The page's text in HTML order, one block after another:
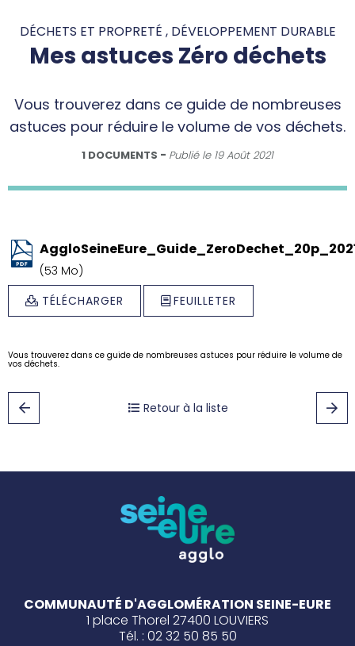
DÉCHETS ET PROPRETÉ , DÉVELOPPEMENT DURABLE
Mes astuces Zéro déchets
Vous trouverez dans ce guide de nombreuses
astuces pour réduire le volume de vos déchets.
1 DOCUMENTS Publié le 19 Août 2021
(53 Mo)
TÉLÉCHARGER
FEUILLETER
Vous trouverez dans ce guide de nombreuses astuces pour réduire le volume de
vos déchets.
Retour à la liste
COMMUNAUTÉ D'AGGLOMÉRATION SEINE-EURE
1 place Thorel 27400 LOUVIERS
Tél. : 02 32 50 85 50